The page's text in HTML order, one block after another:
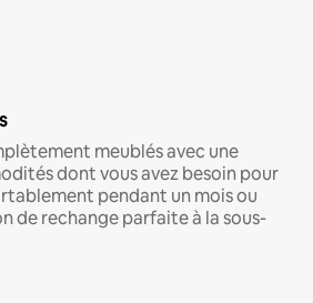
meublés avec une
dont vous avez besoin pour
pendant un mois ou
de rechange parfaite à la sous-